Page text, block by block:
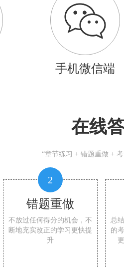
手机微信端
在线
“章节练习 + 错题重做 +
2
错题重做
不放过任何得分的机会，不
断地充实改正的学习更快提
升
总
的